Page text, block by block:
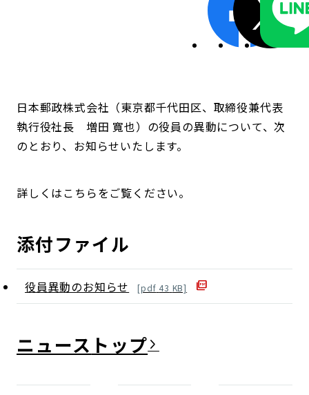
日本郵政株式会社（東京都千代田区、取締役兼代表
執行役社長 増田 寬也）の役員の異動について、次
のとおり、お知らせいたします。
詳しくはこちらをご覧ください。
添付ファイル
役員異動のお知らせ [pdf 43 KB]
ニュース